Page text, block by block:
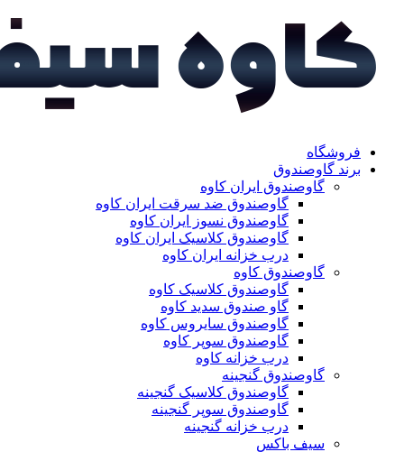
فروشگاه
برند گاوصندوق
گاوصندوق ایران کاوه
گاوصندوق ضد سرقت ایران کاوه
گاوصندوق نسوز ایران کاوه
گاوصندوق کلاسیک ایران کاوه
درب خزانه ایران کاوه
گاوصندوق کاوه
گاوصندوق کلاسیک کاوه
گاو صندوق سدید کاوه
گاوصندوق سایروس کاوه
گاوصندوق سوپر کاوه
درب خزانه کاوه
گاوصندوق گنجینه
گاوصندوق کلاسیک گنجینه
گاوصندوق سوپر گنجینه
درب خزانه گنجینه
سیف باکس